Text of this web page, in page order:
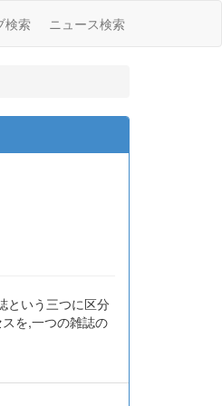
検索 ニュース検索
という三つに区分
を,一つの雑誌の